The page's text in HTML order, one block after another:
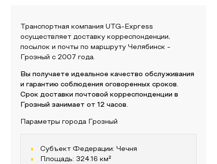
Транспортная компания UTG-Express
осуществляет доставку корреспонденции,
посылок и почты по маршрутуЧелябинск -
Грозный с 2007 года.
Вы получаете идеальное качество обслуживания
и гарантию соблюдения оговоренных сроков.
Срок доставки почтовой корреспонденции в
Грозный занимает от 12 часов.
Параметры города Грозный
Субъект Федерации:Чечня
Площадь: 324.16 км²